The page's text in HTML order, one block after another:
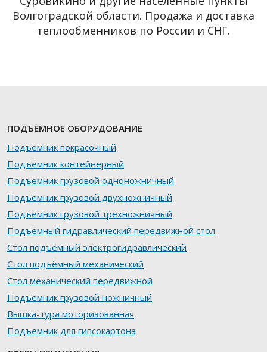
Волгоградской области. Продажа и доставка
теплообменников по России и СНГ.
ПОДЪЁМНОЕ ОБОРУДОВАНИЕ
Подъёмник покрасочный
Подъёмник контейнерный
Подъёмник грузовой одноножничный
Подъёмник грузовой двухножничный
Подъёмник грузовой трехножничный
Подъёмный гидравлический передвижной стол
Стол подъёмный электрогидравлический
Стол подъёмный механический
Стол механический передвижной
Подъёмник грузовой ножничный
Вышка-тура моторизованная
Подъемник для гипсокартона